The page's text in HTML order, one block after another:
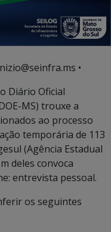
•
Diário Oficial
MS) trouxe a
ao processo
temporária de 113
(Agência Estadual
deles convoca
entrevista pessoal.
os seguintes